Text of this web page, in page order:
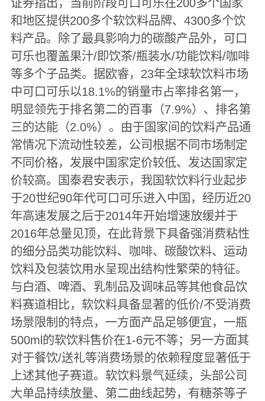
证券指出，当前阶段可口可乐在200多个国家
和地区提供200多个软饮料品牌、4300多个饮
料产品。除了最具影响力的碳酸产品外，可口
可乐也覆盖果汁/即饮茶/瓶装水/功能饮料/咖啡
等多个子品类。据欧睿，23年全球软饮料市场
中可口可乐以18.1%的销量市占率排名第一，
明显领先于排名第二的百事（7.9%）、排名第
三的达能（2.0%）。由于国家间的饮料产品通
常情况下流动性较差，公司根据不同市场制定
不同价格，发展中国家定价较低、发达国家定
价较高。国泰君安表示，我国软饮料行业起步
于20世纪90年代可口可乐进入中国，经历近20
年高速发展之后于2014年开始增速放缓并于
2016年总量见顶，在此背景下具备强消费粘性
的细分品类功能饮料、咖啡、碳酸饮料、运动
饮料及包装饮用水呈现出结构性繁荣的特征。
与白酒、啤酒、乳制品及调味品等其他食品饮
料赛道相比，软饮料具备显著的低价/不受消费
场景限制的特点，一方面产品足够便宜，一瓶
500ml的软饮料售价在1-6元不等；另一方面其
对于餐饮/送礼等消费场景的依赖程度显著低于
上述其他子赛道。软饮料景气延续，头部公司
大单品持续放量、第二曲线起势，有糖茶等子